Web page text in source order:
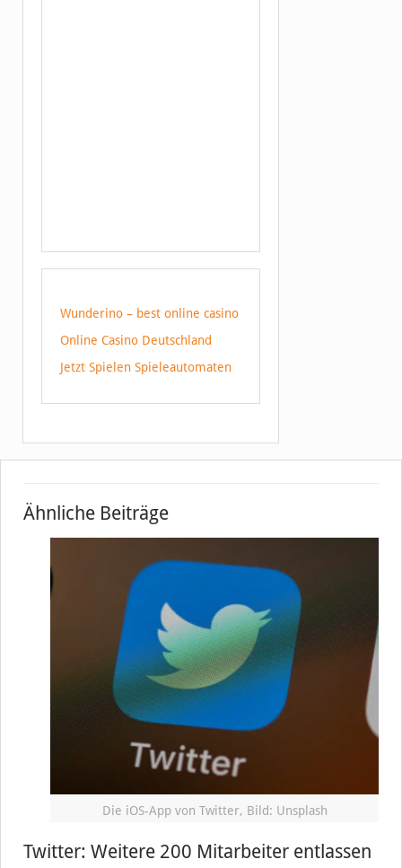
Wunderino – best online casino
Online Casino Deutschland
Jetzt Spielen Spieleautomaten
Ähnliche Beiträge
Die iOS-App von Twitter, Bild: Unsplash
Twitter: Weitere 200 Mitarbeiter entlassen